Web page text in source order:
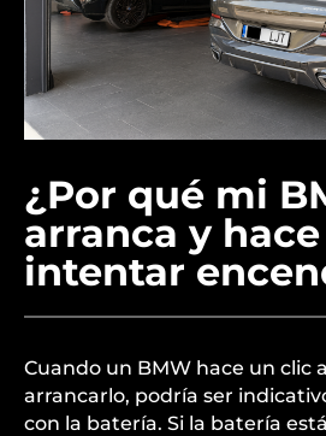
¿Por qué mi
arranca y
intentar
Cuando un BMW hace un clic
arrancarlo, podría ser
con la batería. Si la batería